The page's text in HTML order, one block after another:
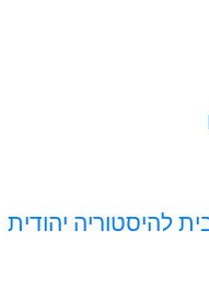
להיסטוריה יהודית